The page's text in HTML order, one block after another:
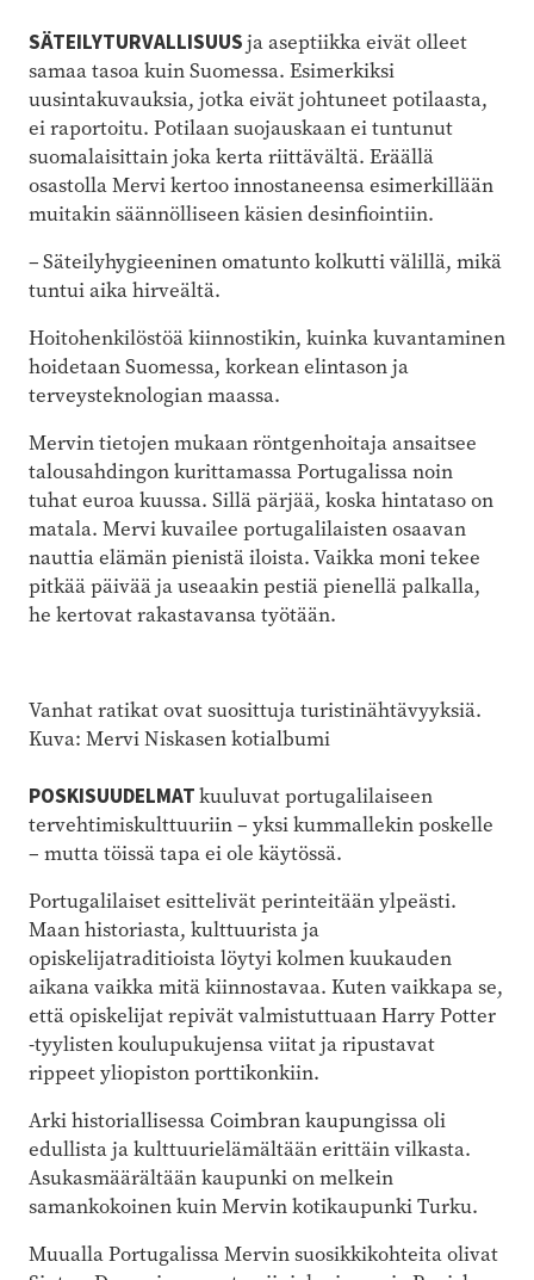
SÄTEILYTURVALLISUUSja aseptiikka eivät olleet
samaa tasoa kuin Suomessa. Esimerkiksi
uusintakuvauksia, jotka eivät johtuneet potilaasta,
ei raportoitu. Potilaan suojauskaan ei tuntunut
suomalaisittain joka kerta riittävältä. Eräällä
osastolla Mervi kertoo innostaneensa esimerkillään
muitakin säännölliseen käsien desinfiointiin.
– Säteilyhygieeninen omatunto kolkutti välillä, mikä
tuntui aika hirveältä.
Hoitohenkilöstöä kiinnostikin, kuinka kuvantaminen
hoidetaan Suomessa, korkean elintason ja
terveysteknologian maassa.
Mervin tietojen mukaan röntgenhoitaja ansaitsee
talousahdingon kurittamassa Portugalissa noin
tuhat euroa kuussa. Sillä pärjää, koska hintataso on
matala. Mervi kuvailee portugalilaisten osaavan
nauttia elämän pienistä iloista. Vaikka moni tekee
pitkää päivää ja useaakin pestiä pienellä palkalla,
he kertovat rakastavansa työtään.
Vanhat ratikat ovat suosittuja turistinähtävyyksiä.
Kuva: Mervi Niskasen kotialbumi
POSKISUUDELMATkuuluvat portugalilaiseen
tervehtimiskulttuuriin – yksi kummallekin poskelle
– mutta töissä tapa ei ole käytössä.
Portugalilaiset esittelivät perinteitään ylpeästi.
Maan historiasta, kulttuurista ja
opiskelijatraditioista löytyi kolmen kuukauden
aikana vaikka mitä kiinnostavaa. Kuten vaikkapa se,
että opiskelijat repivät valmistuttuaan Harry Potter
-tyylisten koulupukujensa viitat ja ripustavat
rippeet yliopiston porttikonkiin.
Arki historiallisessa Coimbran kaupungissa oli
edullista ja kulttuurielämältään erittäin vilkasta.
Asukasmäärältään kaupunki on melkein
samankokoinen kuin Mervin kotikaupunki Turku.
Muualla Portugalissa Mervin suosikkikohteita olivat